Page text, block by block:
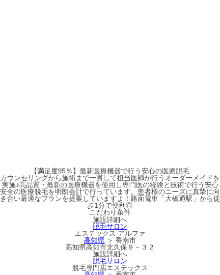
【満足度95％】最新医療機器で行う安心の医療脱毛
カウンセリングから施術まで一貫して担当医師が行うオーダーメイドを
実施♪高品質・最新の医療機器を使用し専門医の経験と技術で行う安心
安全の医療脱毛を明朗会計で行っています。患者様のニーズに真摯に向
き合い最適なプランを提案していますよ！路面電車「大橋通駅」から徒
歩1分で便利◎
こだわり条件
施設詳細へ
脱毛サロン
エステックス アルファ
高知県 ＞ 香南市
高知県高知市北久保９－３２
施設詳細へ
脱毛サロン
脱毛専門店エステックス